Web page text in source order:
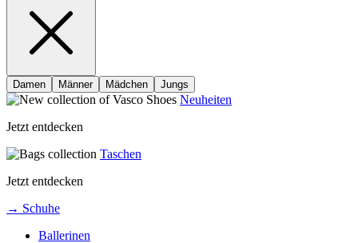
Damen Männer Mädchen Jungs
Neuheiten
Jetzt entdecken
Taschen
Jetzt entdecken
→ Schuhe
Ballerinen